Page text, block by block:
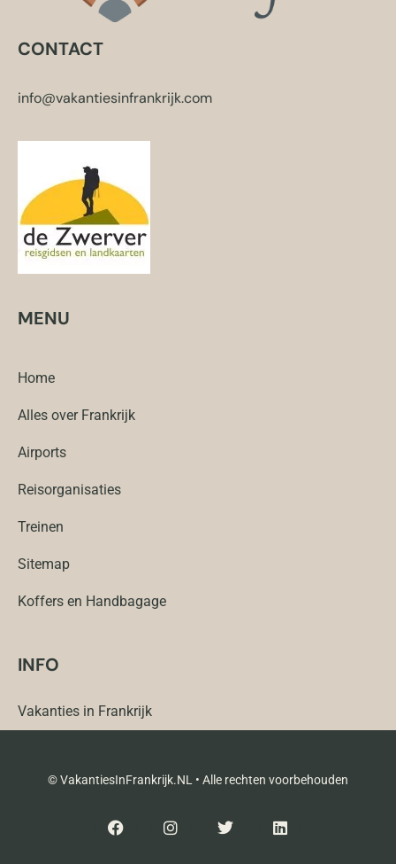
CONTACT
info@vakantiesinfrankrijk.com
MENU
Home
Alles over Frankrijk
Airports
Reisorganisaties
Treinen
Sitemap
Koffers en Handbagage
INFO
Vakanties in Frankrijk
© VakantiesInFrankrijk.NL • Alle rechten voorbehouden